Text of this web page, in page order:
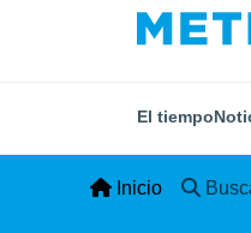
El tiempo
Inicio